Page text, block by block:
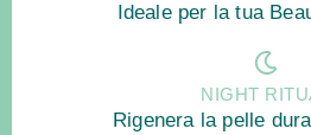
Ideale per la tua
NIGHT
Rigenera la pelle